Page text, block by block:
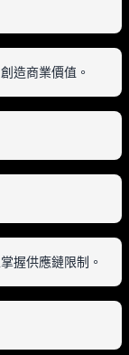
創造商業價值。
掌握供應鏈限制。